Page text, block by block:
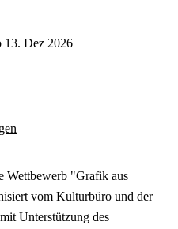
13. Dez 2026
Wettbewerb "Grafik aus
vom Kulturbüro und der
Unterstützung des